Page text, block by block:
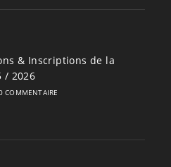
& Inscriptions de la
/ 2026
COMMENTAIRE